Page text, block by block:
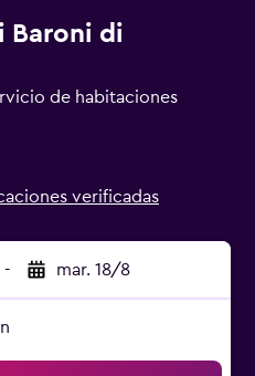
Baroni di
de habitaciones
verificadas
- mar. 18/8